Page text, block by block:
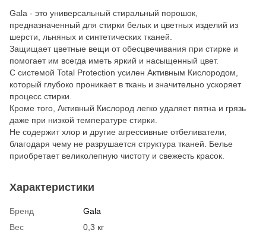
Gala - это универсальный стиральный порошок,
предназначенный для стирки белых и цветных изделий из
шерсти, льняных и синтетических тканей.
Защищает цветные вещи от обесцвечивания при стирке и
помогает им всегда иметь яркий и насыщенный цвет.
С системой Total Protection усилен Активным Кислородом,
который глубоко проникает в ткань и значительно ускоряет
процесс стирки.
Кроме того, Активный Кислород легко удаляет пятна и грязь
даже при низкой температуре стирки.
Не содержит хлор и другие агрессивные отбеливатели,
благодаря чему не разрушается структура тканей. Белье
приобретает великолепную чистоту и свежесть красок.
Характеристики
Бренд
Gala
Вес
0,3 кг